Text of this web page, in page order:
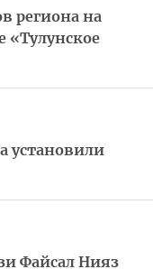
региона на
«Тулунское
установили
Файсал Нияз